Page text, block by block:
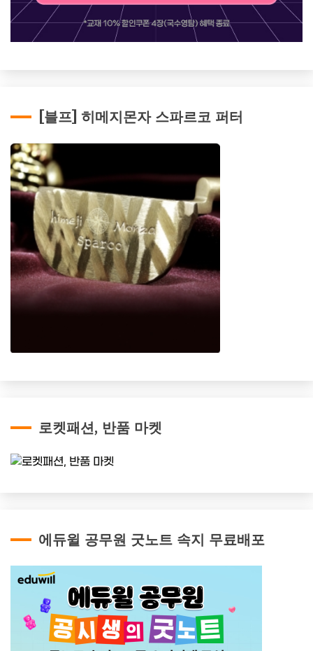
[블프] 히메지몬자 스파르코 퍼터
로켓패션, 반품 마켓
에듀윌 공무원 굿노트 속지 무료배포